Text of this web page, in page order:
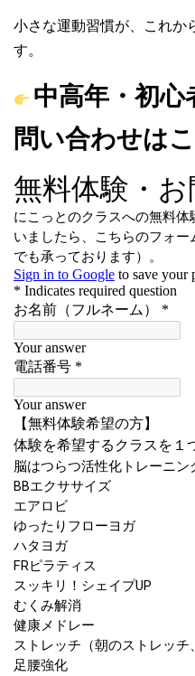
小さな運動習慣が、 これか
す。
中高年・初
問い合わせは